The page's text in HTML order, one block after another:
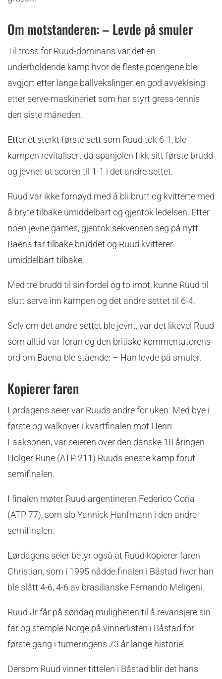
Om motstanderen: – Levde på smuler
Til tross for Ruud-dominans var det en
underholdende kamp hvor de fleste poengene ble
avgjort etter lange ballvekslinger, en god avveklsing
etter serve-maskineriet som har styrt gress-tennis
den siste måneden.
Etter et sterkt første sett som Ruud tok 6-1, ble
kampen revitalisert da spanjolen fikk sitt første brudd
og jevnet ut scoren til 1-1 i det andre settet.
Ruud var ikke fornøyd med å bli brutt og kvitterte med
å bryte tilbake umiddelbart og gjentok ledelsen. Etter
noen jevne games, gjentok sekvensen seg på nytt:
Baena tar tilbake bruddet og Ruud kvitterer
umiddelbart tilbake.
Med tre brudd til sin fordel og to imot, kunne Ruud til
slutt serve inn kampen og det andre settet til 6-4.
Selv om det andre settet ble jevnt, var det likevel Ruud
som alltid var foran og den britiske kommentatorens
ord om Baena ble stående: – Han levde på smuler.
Kopierer faren
Lørdagens seier var Ruuds andre for uken. Med bye i
første og walkover i kvartfinalen mot Henri
Laaksonen, var seieren over den danske 18 åringen
Holger Rune (ATP 211) Ruuds eneste kamp forut
semifinalen.
I finalen møter Ruud argentineren Federico Coria
(ATP 77), som slo Yannick Hanfmann i den andre
semifinalen.
Lørdagens seier betyr også at Ruud kopierer faren
Christian, som i 1995 nådde finalen i Båstad hvor han
ble slått 4-6, 4-6 av brasilianske Fernando Meligeni.
Ruud Jr får på søndag muligheten til å revansjere sin
far og stemple Norge på vinnerlisten i Båstad for
første gang i turneringens 73 år lange historie.
Dersom Ruud vinner tittelen i Båstad blir det hans